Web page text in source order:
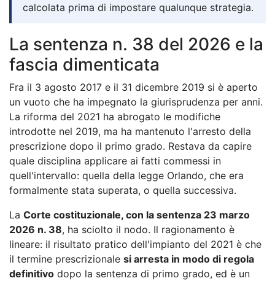
calcolata prima di impostare qualunque strategia.
La sentenza n. 38 del 2026 e la
fascia dimenticata
Fra il 3 agosto 2017 e il 31 dicembre 2019 si è aperto
un vuoto che ha impegnato la giurisprudenza per anni.
La riforma del 2021 ha abrogato le modifiche
introdotte nel 2019, ma ha mantenuto l'arresto della
prescrizione dopo il primo grado. Restava da capire
quale disciplina applicare ai fatti commessi in
quell'intervallo: quella della legge Orlando, che era
formalmente stata superata, o quella successiva.
La Corte costituzionale, con la sentenza 23 marzo
2026 n. 38, ha sciolto il nodo. Il ragionamento è
lineare: il risultato pratico dell'impianto del 2021 è che
il termine prescrizionale si arresta in modo di regola
definitivo dopo la sentenza di primo grado, ed è un